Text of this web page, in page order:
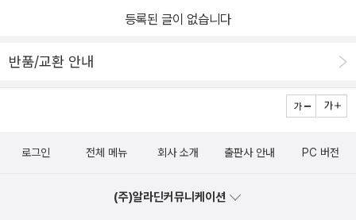
등록된 글이 없습니다
반품/교환 안내
로그인 전체 메뉴 회사 소개 출판사 안내 PC 버전
(주)알라딘커뮤니케이션